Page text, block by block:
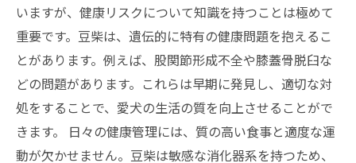
いますが、健康リスクについて知識を持つことは極めて
重要です。豆柴は、遺伝的に特有の健康問題を抱えるこ
とがあります。例えば、股関節形成不全や膝蓋骨脱臼な
どの問題があります。これらは早期に発見し、適切な対
処をすることで、愛犬の生活の質を向上させることがで
きます。 日々の健康管理には、質の高い食事と適度な運
動が欠かせません。豆柴は敏感な消化器系を持つため、